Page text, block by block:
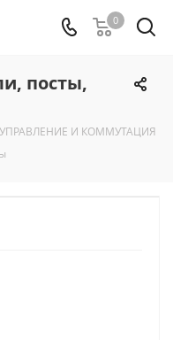
0
посты,
УПРАВЛЕНИЕ И КОММУТАЦИЯ